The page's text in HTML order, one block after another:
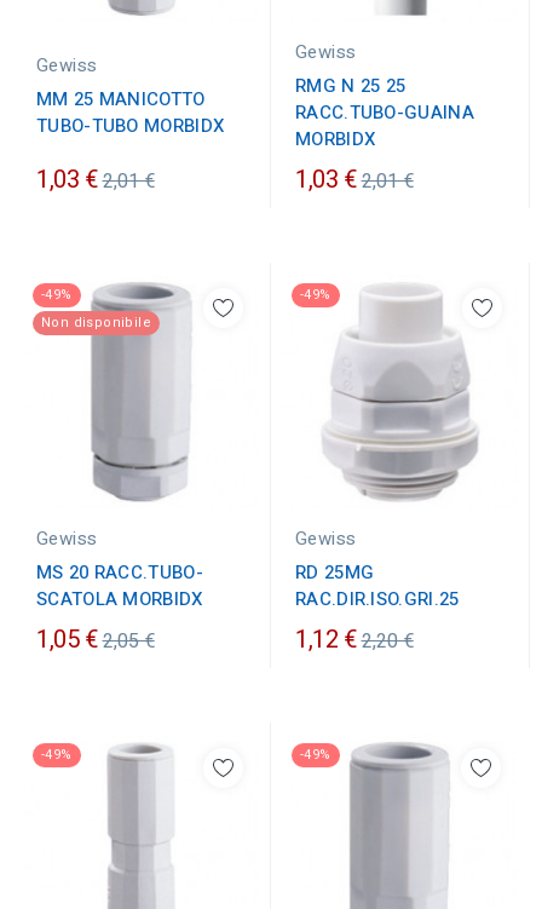
Gewiss
MM 25 MANICOTTO
TUBO-TUBO MORBIDX
1,03 €Prezzo
2,01 €
Gewiss
RMG N 25 25
RACC.TUBO-GUAINA
MORBIDX
1,03 €Prezzo
2,01 €
-49%
Non disponibile
Gewiss
MS 20 RACC.TUBO-
SCATOLA MORBIDX
1,05 €Prezzo
2,05 €
-49%
Gewiss
RD 25MG
RAC.DIR.ISO.GRI.25
1,12 €Prezzo
2,20 €
-49% -49%